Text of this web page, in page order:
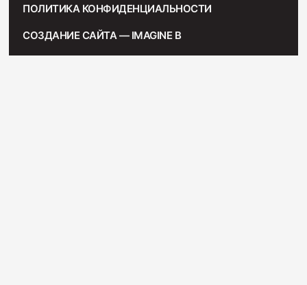
ПОЛИТИКА КОНФИДЕНЦИАЛЬНОСТИ
СОЗДАНИЕ САЙТА — IMAGINE B